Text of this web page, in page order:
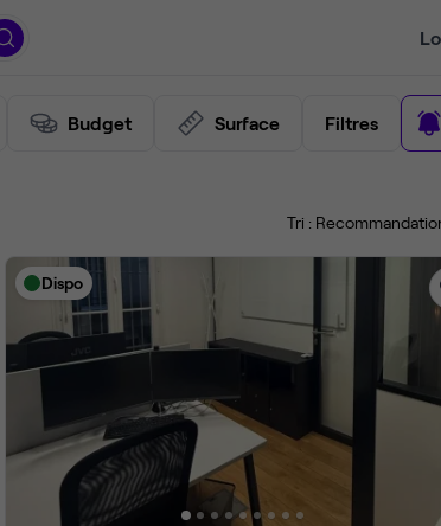
Budget Surface Filtres
Tri :